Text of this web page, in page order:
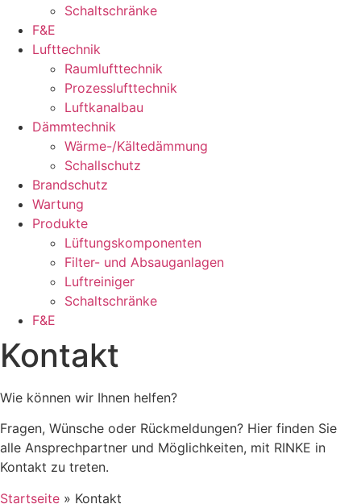
Schaltschränke
F&E
Lufttechnik
Raumlufttechnik
Prozesslufttechnik
Luftkanalbau
Dämmtechnik
Wärme-/Kältedämmung
Schallschutz
Brandschutz
Wartung
Produkte
Lüftungskomponenten
Filter- und Absauganlagen
Luftreiniger
Schaltschränke
F&E
Kontakt
Wie können wir Ihnen helfen?
Fragen, Wünsche oder Rückmeldungen? Hier finden Sie
alle Ansprechpartner und Möglichkeiten, mit RINKE in
Kontakt zu treten.
Startseite » Kontakt